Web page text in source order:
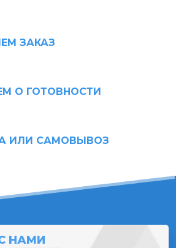
ЗАКАЗ
О ГОТОВНОСТИ
ИЛИ САМОВЫВОЗ
НАМИ